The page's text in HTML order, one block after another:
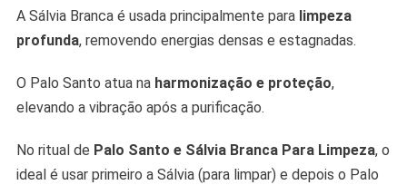
A Sálvia Branca é usada principalmente para limpeza
profunda, removendo energias densas e estagnadas.
O Palo Santo atua na harmonização e proteção,
elevando a vibração após a purificação.
No ritual de Palo Santo e Sálvia Branca Para Limpeza, o
ideal é usar primeiro a Sálvia (para limpar) e depois o Palo